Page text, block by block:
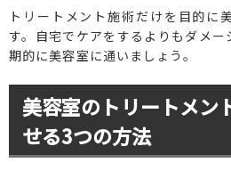
トリートメント施術だけを目的に
す。自宅でケアをするよりもダメ
期的に美容室に通いましょう。
美容室のトリートメン
せる3つの方法